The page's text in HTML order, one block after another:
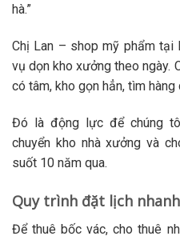
hà.”
Chị Lan – shop mỹ phẩm tại
vụdọn kho xưởng theo ngày.
có tâm, kho gọn hẳn, tìm hàng
Đó là động lực để chúng
chuyển kho nhà xưởng và
suốt 10 năm qua.
Quy trình đặt lịch
Để thuêbốc vác, cho thuê